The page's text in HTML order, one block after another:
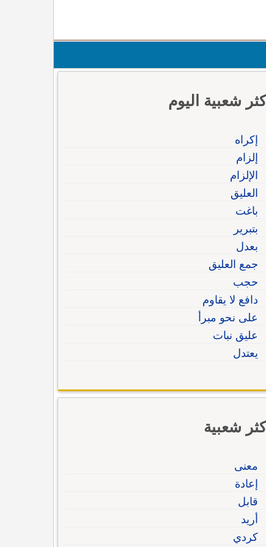
شعبية اليوم
إكراه
إلزام
الإلزام
العليق
باغت
بتبرير
بعدل
جمع العليق
حجب
دافع لا يقاوم
على نحو مبرأ
عليق نبات
يعتدل
شعبية
معنى
إعادة
قابل
أريد
كردي